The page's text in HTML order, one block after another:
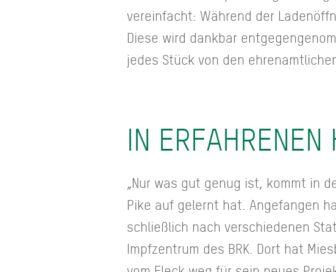
vereinfacht: Während der
Diese wird dankbar
jedes Stück von den
IN ERFAHRENEN
„Nur was gut genug ist, kommt in
Pike auf gelernt hat. Angefangen
schließlich nach verschiedenen
Impfzentrum des BRK. Dort hat